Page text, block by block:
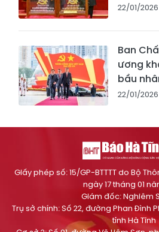
22/01/2026
Ban
ương
bầu
22/01/2026
Giấy phép số: 15/GP-BTTTT do Bộ
ngày 17 tháng 01
Giám đốc: Nghiêm
Trụ sở chính: Số 22, đường Phan Đình
tỉnh Hà Tĩnh